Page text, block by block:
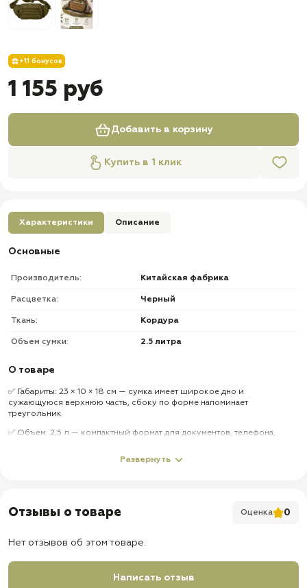
+11 бонусов
1 155 руб
Добавить в корзину
Купить в 1 клик
Характеристики Описание
Основные
Производитель: Китайская фабрика
Расцветка: Черный
Ткань: Кордура
Объем сумки: 2.5 литра
О товаре
✅ Габариты: 23 × 10 × 18 см — сумка имеет широкое дно и
сужающуюся верхнюю часть, сбоку по форме напоминает
треугольник
✅ Объем: 2,5 л — компактный формат для документов, телефона,
✅ Основное отделение: 1,5 л — подходит для размещения наиболее
удобен для документов, телефона и вещей, которые нужно держать
Развернуть
Отзывы о товаре Оценка 0
Нет отзывов об этом товаре.
Написать отзыв